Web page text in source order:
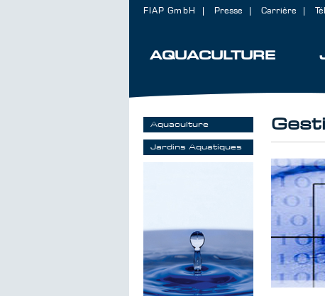
AQUACULTURE
FIAP GmbH Presse Carrière
Aquaculture
Jardins Aquatiques